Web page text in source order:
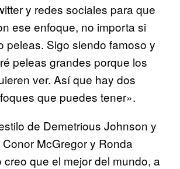
y redes sociales para que
ese enfoque, no importa si
peleas. Sigo siendo famoso y
peleas grandes porque los
ver. Así que hay dos
que puedes tener».
de Demetrious Johnson y
McGregor y Ronda
creo que el mejor del mundo, a